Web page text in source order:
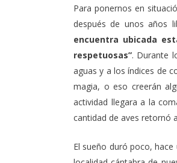
Para ponernos en
después de unos años
encuentra ubicada
respetuosas”. Durante
aguas y a los índices de
magia, o eso creerán
actividad llegara a la
cantidad de aves retornó
El sueño duró poco,